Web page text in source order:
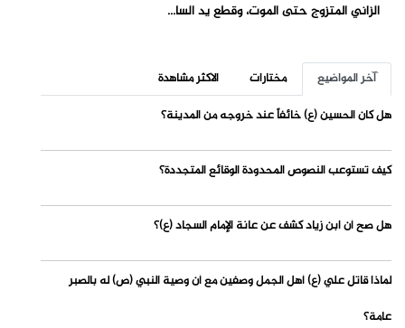
الزاني المتزوج حتى الموت، وقطع يد السا...
آخر المواضيع مختارات
الاكثر مشاهدة
هل كان الحسين (ع) خائفاً عند خروجه من المدينة؟
كيف تستوعب النصوص المحدودة الوقائع المتجددة؟
هل صح أن ابن زياد كشف عن عانة الإمام السجاد (ع)؟
لماذا قاتل علي (ع) أهل الجمل وصفين مع أن وصية النبي (ص) له بالصبر
عامة؟